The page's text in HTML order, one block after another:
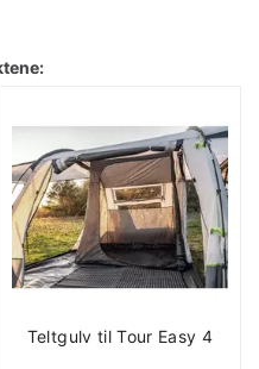
Teltgulv til Tour Easy 4